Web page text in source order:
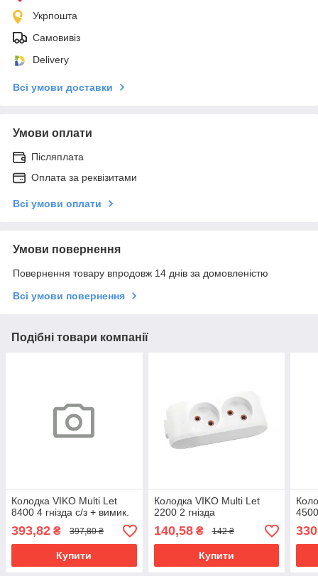
Укрпошта
Самовивіз
Delivery
Всі умови доставки
Умови оплати
Післяплата
Оплата за реквізитами
Всі умови оплати
Умови повернення
Повернення товару впродовж 14 днів за домовленістю
Всі умови повернення
Подібні товари компанії
Колодка VIKO Multi Let
8400 4 гнізда с/з + вимик.
393,82 ₴ 397,80 ₴
Купити
Колодка VIKO Multi Let
2200 2 гнізда
140,58₴ 142 ₴
Купити